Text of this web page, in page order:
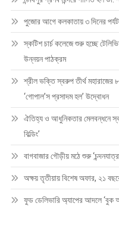
পুজোর আগে কলকাতায় ৩ দিনের
স্কটিশ চার্চ কলেজে শুরু হচ্ছে
উন্নয়ন পাঠক্রম
শ্রীল ভক্তি স্বরুপ তীর্থ মহারাজের
‘গোপাল’স প্রসাদম হল’ উদ্বোধন
ঐতিহ্য ও আধুনিকতার মেলবন্ধনে
বিল্ডিং’
বাগবাজার গৌড়ীয় মঠে শুরু
অক্ষয় তৃতীয়ায় বিশেষ অফার, ২১
ফুড ডেলিভারি অ্যাপের আদলে ‘বুক